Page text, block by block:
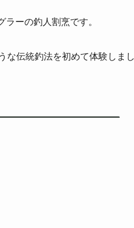
ーの釣人割烹です。
な伝統釣法を初めて体験しま